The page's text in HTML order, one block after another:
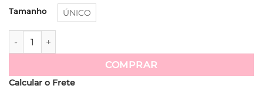
Tamanho ÚNICO
Cacharel Manga Longa - Verde quantidade
COMPRAR
Calcular o Frete